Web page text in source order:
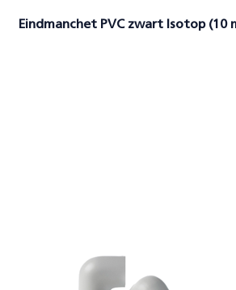
Eindmanchet PVC zwart Isotop (10